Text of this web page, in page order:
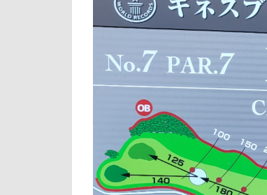
戦！
ラン
チ
後半
戦
5
さ
い